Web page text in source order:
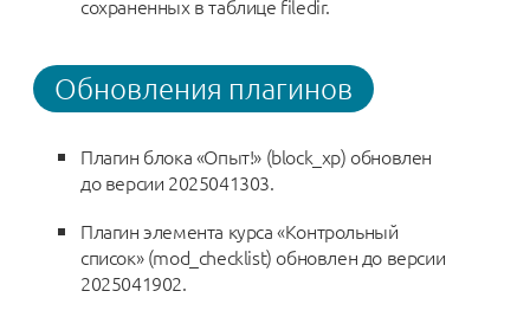
сохраненных в таблице filedir.
Обновления плагинов
Плагин блока «Опыт!» (block_xp) обновлен
до версии 2025041303.
Плагин элемента курса «Контрольный
список» (mod_checklist) обновлен до версии
2025041902.